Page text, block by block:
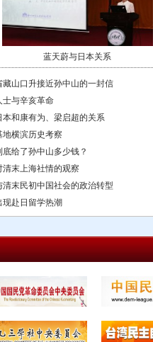
蓝天蔚与日本关系
藏山口升接近孙中山的一封信
士与辛亥革命
本和康有为、梁启超的关系
地横滨历史考察
给了孙中山多少钱？
清末上海社情的观察
清末民初中国社会的政治转型
现赴日留学热潮